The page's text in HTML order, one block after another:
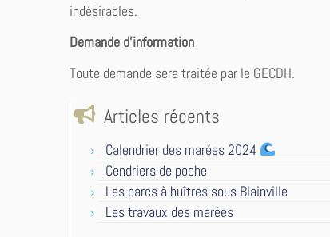
indésirables.
Demande d’information
Toute demande sera traitée par le GECDH.
Articles récents
Calendrier des marées 2024
Cendriers de poche
Les parcs à huîtres sous Blainville
Les travaux des marées